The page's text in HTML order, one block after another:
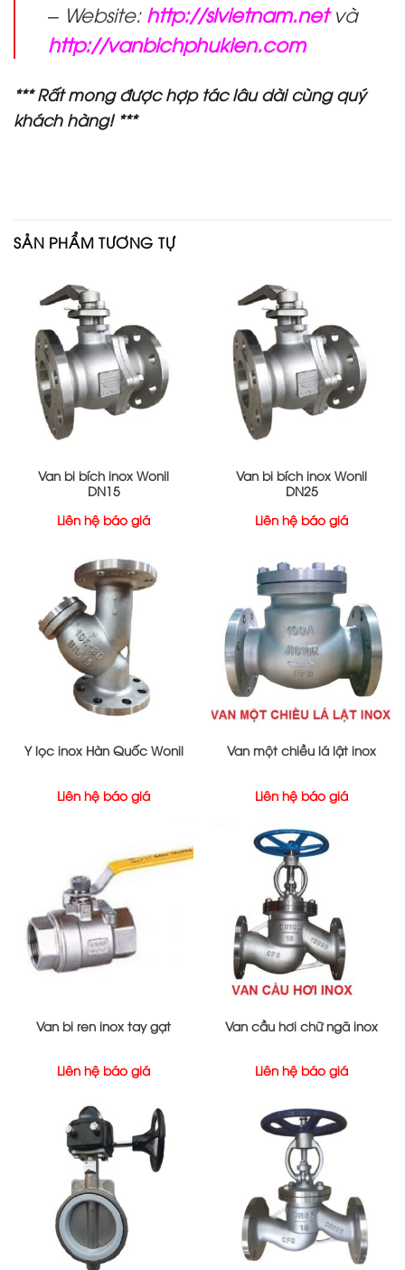
– Website: http://slvietnam.net và
http://vanbichphukien.com
*** Rất mong được hợp tác lâu dài cùng quý
khách hàng! ***
SẢN PHẨM TƯƠNG TỰ
Van bi bích inox Wonil
DN15
Liên hệ báo giá
Van bi bích inox Wonil
DN25
Liên hệ báo giá
Y lọc inox Hàn Quốc Wonil
Liên hệ báo giá
Van một chiều lá lật inox
Liên hệ báo giá
Van bi ren inox tay gạt
Liên hệ báo giá
Van cầu hơi chữ ngã inox
Liên hệ báo giá